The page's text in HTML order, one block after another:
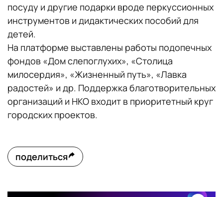
посуду и другие подарки вроде перкуссионных
инструментов и дидактических пособий для
детей.
На платформе выставлены работы подопечных
фондов «Дом слепоглухих», «Столица
милосердия», «Жизненный путь», «Лавка
радостей» и др. Поддержка благотворительных
организаций и НКО входит в приоритетный круг
городских проектов.
поделиться